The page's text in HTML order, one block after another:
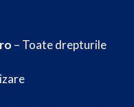
– Toate drepturile